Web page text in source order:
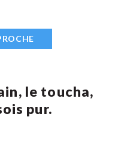
le toucha,
pur.